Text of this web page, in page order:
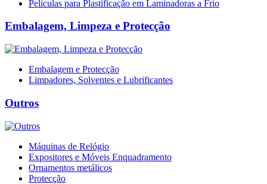
Películas para Plastificação em Laminadoras a Frio
Embalagem, Limpeza e Protecção
Embalagem e Protecção
Limpadores, Solventes e Lubrificantes
Outros
Máquinas de Relógio
Expositores e Móveis Enquadramento
Ornamentos metálicos
Protecção